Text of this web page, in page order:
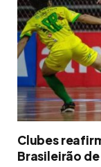
Clubes
Brasileirão